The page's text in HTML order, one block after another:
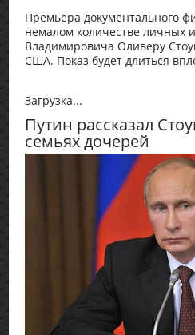
Премьера документального
немалом количестве личных
Владимировича Оливеру
США. Показ будет длиться
Загрузка...
Путин рассказал
семьях дочерей